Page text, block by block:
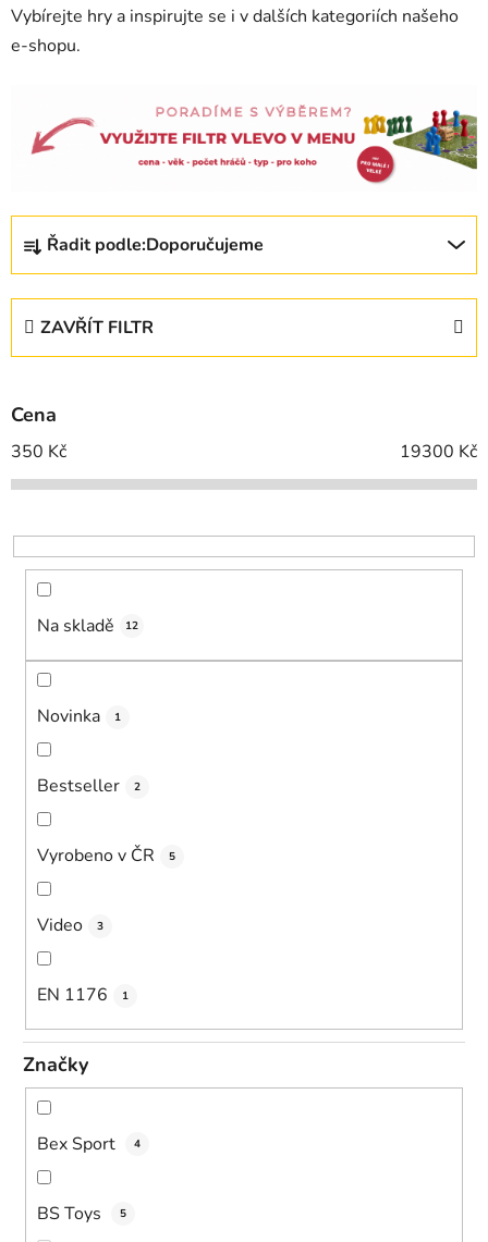
Vybírejte hry a inspirujte se i v dalších kategoriích našeho
e-shopu.
z
p
r
o
d
k
t
Řadit podle:Doporučujeme
ZAVŘÍT FILTR
Cena
350 Kč 19300 Kč
Na skladě 12
Novinka 1
Bestseller 2
Vyrobeno v ČR 5
Video 3
EN 1176 1
Značky
Bex Sport 4
BS Toys 5